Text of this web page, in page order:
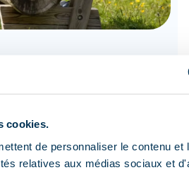
cookies.
de personnaliser le contenu et
relatives aux médias sociaux et
National de la Vanoise leur est
entendu pas contre eux,
fragile de